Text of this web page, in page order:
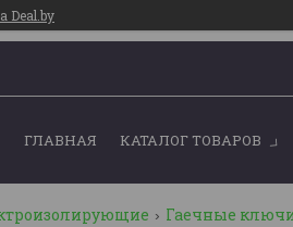
Deal.by
ГЛАВНАЯ КАТАЛОГ ТОВАРОВ
Гаечные